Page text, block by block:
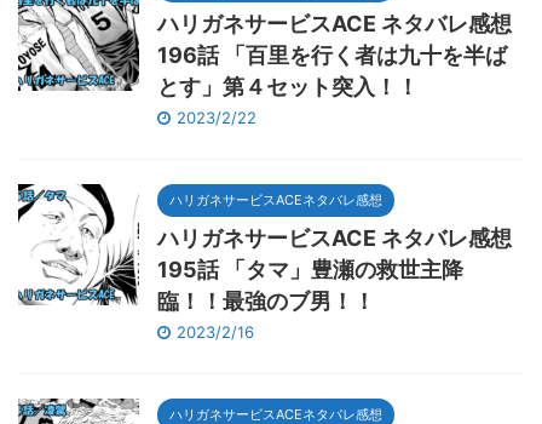
ハリガネサービスACE ネタバレ感想
196話 「百里を行く者は九十を半ば
とす」第４セット突入！！
2023/2/22
ハリガネサービスACEネタバレ感想
ハリガネサービスACE ネタバレ感想
195話 「タマ」豊瀬の救世主降
臨！！最強のブ男！！
2023/2/16
ハリガネサービスACEネタバレ感想